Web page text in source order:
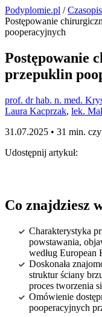
Podyplomie.pl /
Postępowanie
pooperacyjnych
Postępowanie
przepuklin
prof. dr hab. n. med.
Laura Kacprzak, lek.
31.07.2025 • 31 min.
Udostępnij artykuł:
Co znajdziesz
Charakterystyka
powstawania,
według European
Doskonała
struktur ściany
proces tworzenia
Omówienie
pooperacyjnych